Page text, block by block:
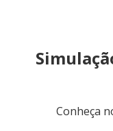
Conheça